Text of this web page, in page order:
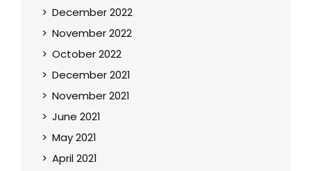
December 2022
November 2022
October 2022
December 2021
November 2021
June 2021
May 2021
April 2021